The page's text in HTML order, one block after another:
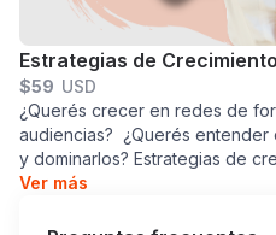
Estrategias de
$59 USD
¿Querés crecer en redes de
audiencias? ¿Querés entender
y dominarlos? Estrategias de crecimiento en TikTok: su
algoritmo y las fórmulas que
funcione.Qué son los hooks y
Ver más